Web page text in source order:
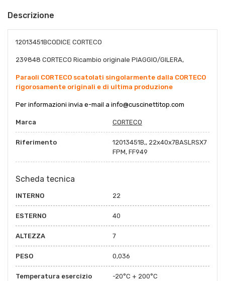
Descrizione
12013451BCODICE CORTECO
239848 CORTECO Ricambio originale PIAGGIO/GILERA,
Paraoli CORTECO scatolati singolarmente dalla CORTECO
rigorosamente originali e di ultima produzione
Per informazioni invia e-mail a info@cuscinettitop.com
Marca CORTECO
Riferimento
12013451B,, 22x40x7BASLRSX7
FPM, FF949
Scheda tecnica
INTERNO 22
ESTERNO 40
ALTEZZA 7
PESO 0,036
Temperatura esercizio
-20°C + 200°C